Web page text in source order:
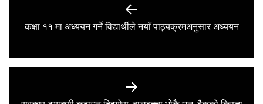
Previous
कक्षा ११ मा अध्ययन गर्ने विद्यार्थीले नयाँ पाठ्यक्रमअनुसार अध्ययन